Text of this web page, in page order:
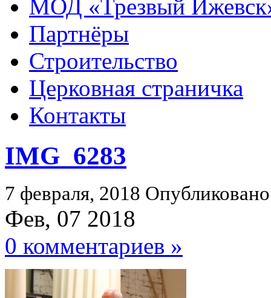
МОД «Трезвый
Партнёры
Строительство
Церковная страничка
Контакты
IMG_6283
7 февраля, 2018
Фев, 07 2018
0 комментариев »